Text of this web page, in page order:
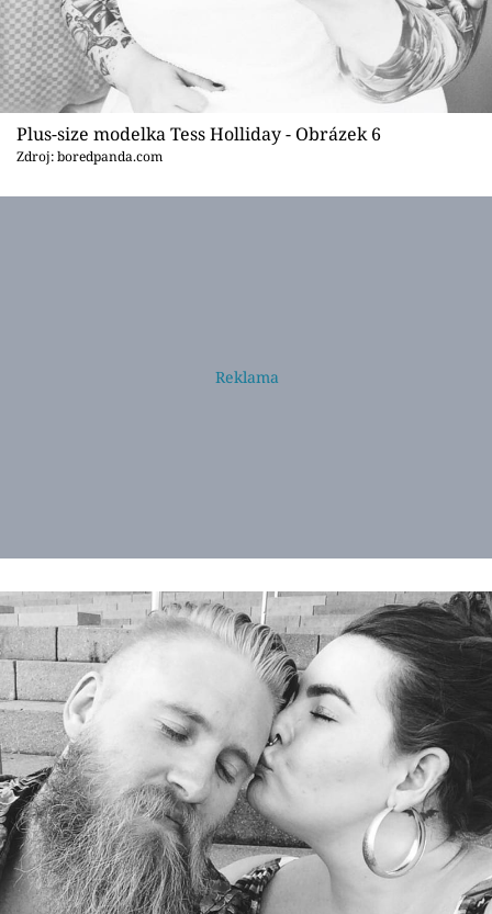
Plus-size modelka Tess Holliday - Obrázek 6
Zdroj: boredpanda.com